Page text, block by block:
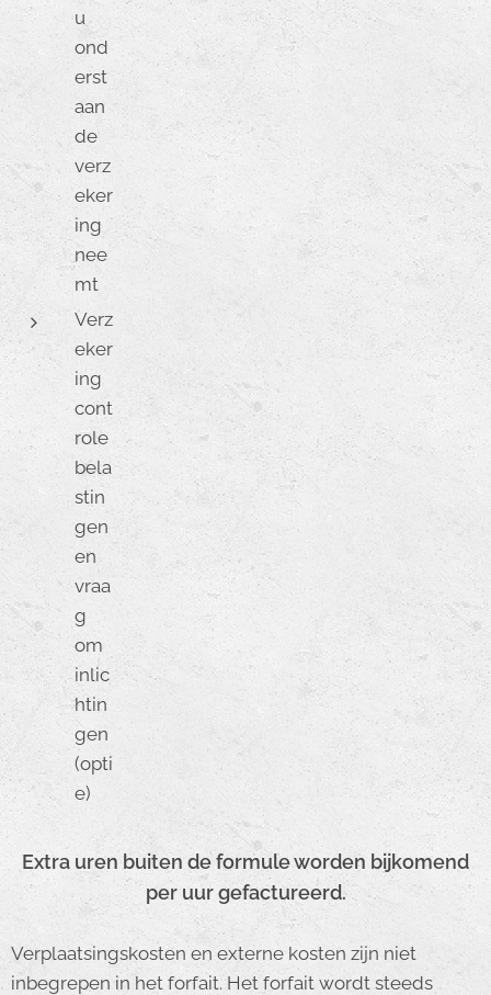
u
ond
erst
aan
de
verz
eker
ing
nee
mt
Verz
eker
ing
cont
role
bela
stin
gen
en
vraa
g
om
inlic
htin
gen
(opti
e)
Extra uren buiten de formule worden bijkomend
per uur gefactureerd.
Verplaatsingskosten en externe kosten zijn niet
inbegrepen in het forfait. Het forfait wordt steeds